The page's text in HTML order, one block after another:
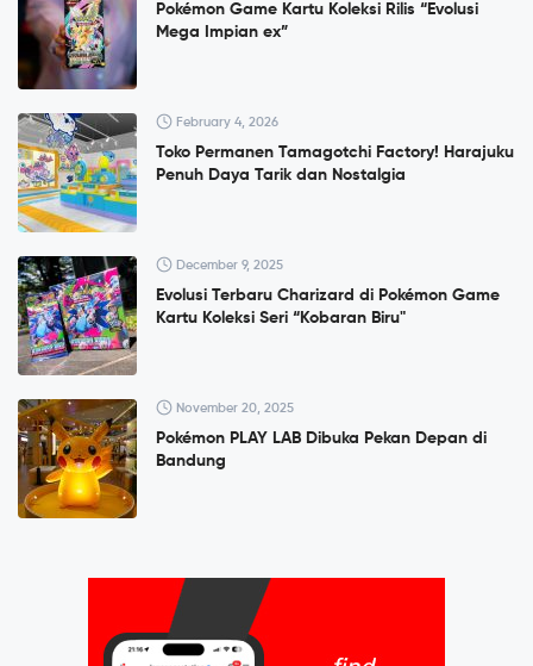
Pokémon Game Kartu Koleksi Rilis “Evolusi
Mega Impian ex”
February 4, 2026
Toko Permanen Tamagotchi Factory! Harajuku
Penuh Daya Tarik dan Nostalgia
December 9, 2025
Evolusi Terbaru Charizard di Pokémon Game
Kartu Koleksi Seri “Kobaran Biru"
November 20, 2025
Pokémon PLAY LAB Dibuka Pekan Depan di
Bandung